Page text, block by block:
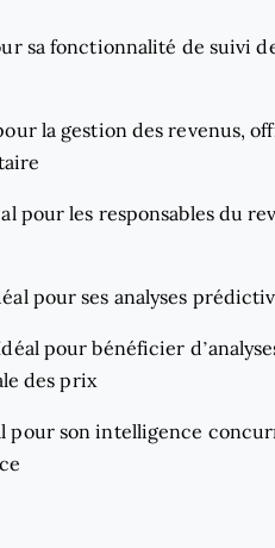
sa fonctionnalité de suivi
la gestion des revenus,
pour les responsables du
pour ses analyses
pour bénéficier
des prix
pour son intelligence